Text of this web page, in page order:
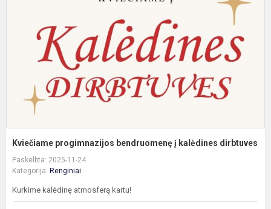
Kviečiame progimnazijos bendruomenę į kalėdines dirbtuves
Paskelbta: 2025-11-24
Kategorija: Renginiai
Kurkime kalėdinę atmosferą kartu!